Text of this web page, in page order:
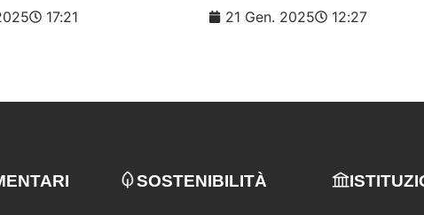
17:21 21 Gen. 2025 12:27
SOSTENIBILITÀ